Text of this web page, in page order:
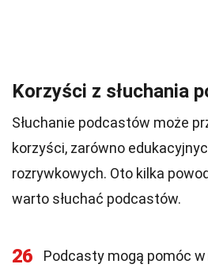
Korzyści z słuchania
Słuchanie podcastów może
korzyści, zarówno
rozrywkowych. Oto kilka
warto słuchać podcastów.
26
Podcasty mogą pomóc